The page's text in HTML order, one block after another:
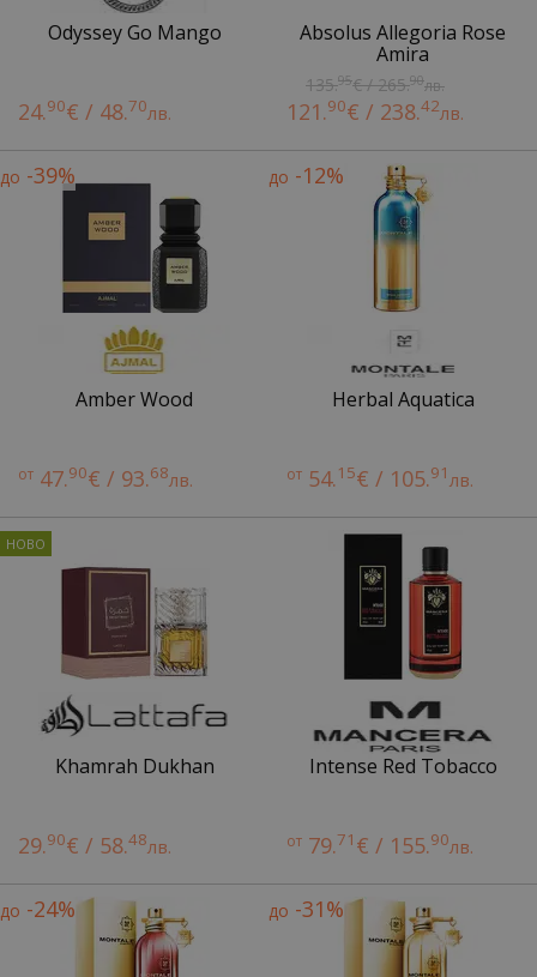
Odyssey Go Mango
24.90€ / 48.70лв.
Absolus Allegoria Rose
Amira
135.95€ / 265.90лв.
121.90€ / 238.42лв.
до -39%
Amber Wood
от 47.90€ / 93.68лв.
до -12%
Herbal Aquatica
от 54.15€ / 105.91лв.
Khamrah Dukhan
29.90€ / 58.48лв.
Intense Red Tobacco
от 79.71 € / 155.90лв.
до -24% до -31%